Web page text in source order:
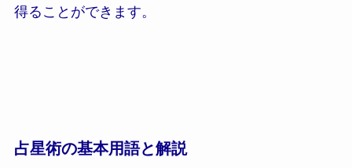
得ることができます。
占星術の基本用語と解説